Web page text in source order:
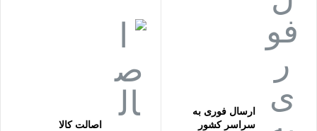
ارسال فوری به
سراسر کشور
اصالت کالا